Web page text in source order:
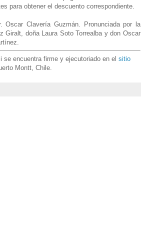
para obtener el descuento correspondiente.
Oscar Clavería Guzmán. Pronunciada por la
Giralt, doña Laura Soto Torrealba y don Oscar
encuentra firme y ejecutoriado en el sitio
Montt, Chile.